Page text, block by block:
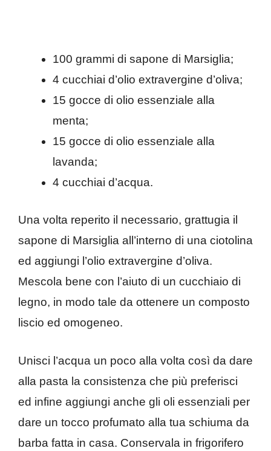
100 grammi di sapone di Marsiglia;
4 cucchiai d’olio extravergine d’oliva;
15 gocce di olio essenziale alla
menta;
15 gocce di olio essenziale alla
lavanda;
4 cucchiai d’acqua.
Una volta reperito il necessario, grattugia il
sapone di Marsiglia all’interno di una ciotolina
ed aggiungi l’olio extravergine d’oliva.
Mescola bene con l’aiuto di un cucchiaio di
legno, in modo tale da ottenere un composto
liscio ed omogeneo.
Unisci l’acqua un poco alla volta così da dare
alla pasta la consistenza che più preferisci
ed infine aggiungi anche gli oli essenziali per
dare un tocco profumato alla tua schiuma da
barba fatta in casa. Conservala in frigorifero